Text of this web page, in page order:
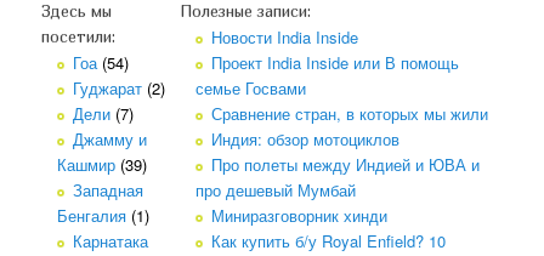
Здесь мы
посетили:
Гоа(54)
Гуджарат (2)
Дели (7)
Джамму и
Кашмир (39)
Западная
Бенгалия (1)
Карнатака
Полезные записи:
Новости India Inside
Проект India Inside или В помощь
семье Госвами
Сравнение стран, в которых мы жили
Индия: обзор мотоциклов
Про полеты между Индией и ЮВА и
про дешевый Мумбай
Миниразговорник хинди
Как купить б/у Royal Enfield? 10